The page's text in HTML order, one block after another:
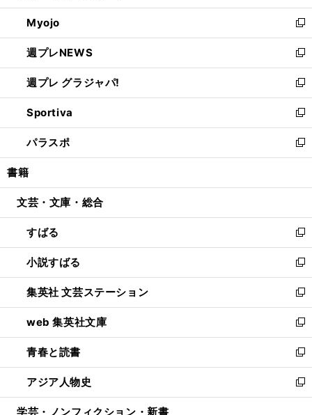
開
く
ウ
で
開
く
ン
ド
ウ
で
開
く
ウ
ィ
ン
ド
ウ
で
開
く
Myojo
新
し
い
ウ
ィ
ン
ド
ウ
で
開
週プレNEWS
新
し
い
ウ
ィ
ン
ド
ウ
開
週プレ グラジャパ!
新
し
い
ウ
ィ
ン
ウ
開
く
Sportiva
新
し
い
ウ
ン
ウ
で
開
く
パラスポ
新
し
ウ
ン
ド
ウ
で
開
く
書籍
文芸・文庫・総合
すばる
新
し
い
ウ
ィ
ン
ド
ウ
で
開
く
小説すばる
新
し
い
ウ
ィ
ン
ド
ウ
で
開
集英社 文芸ステーション
新
し
い
ウ
ィ
ン
ド
ウ
web 集英社文庫
新
し
い
ウ
ィ
ン
青春と読書
新
し
い
ウ
アジア人物史
新
し
学芸・ノンフィクション・新書